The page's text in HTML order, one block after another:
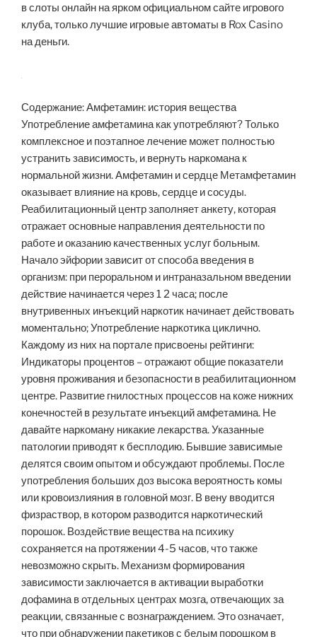
в слоты онлайн на ярком официальном сайте игрового
клуба, только лучшие игровые автоматы в Rox Casino
на деньги.
Содержание: Амфетамин: история вещества
Употребление амфетамина как употребляют? Только
комплексное и поэтапное лечение может полностью
устранить зависимость, и вернуть наркомана к
нормальной жизни. Амфетамин и сердце Метамфетамин
оказывает влияние на кровь, сердце и сосуды.
Реабилитационный центр заполняет анкету, которая
отражает основные направления деятельности по
работе и оказанию качественных услуг больным.
Начало эйфории зависит от способа введения в
организм: при пероральном и интраназальном введении
действие начинается через 1 2 часа; после
внутривенных инъекций наркотик начинает действовать
моментально; Употребление наркотика циклично.
Каждому из них на портале присвоены рейтинги:
Индикаторы процентов – отражают общие показатели
уровня проживания и безопасности в реабилитационном
центре. Развитие гнилостных процессов на коже нижних
конечностей в результате инъекций амфетамина. Не
давайте наркоману никакие лекарства. Указанные
патологии приводят к бесплодию. Бывшие зависимые
делятся своим опытом и обсуждают проблемы. После
употребления больших доз высока вероятность комы
или кровоизлияния в головной мозг. В вену вводится
физраствор, в котором разводится наркотический
порошок. Воздействие вещества на психику
сохраняется на протяжении 4-5 часов, что также
невозможно скрыть. Механизм формирования
зависимости заключается в активации выработки
дофамина в отдельных центрах мозга, отвечающих за
реакции, связанные с вознаграждением. Это означает,
что при обнаружении пакетиков с белым порошком в